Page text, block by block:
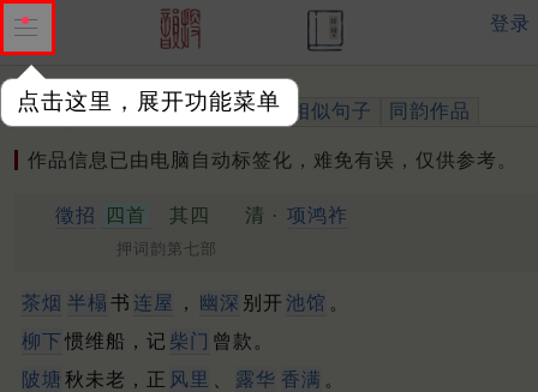
点击这里，展开功能菜单
登录
作品 标注四声 出处、引用 相似句子 同韵作品
作品信息已由电脑自动标签化，难免有误，仅供参考。
徵招 四首 其四 清 · 项鸿祚
押词韵第七部
茶烟 半榻 书 连屋 ， 幽深 别开 池馆 。
柳下 惯维船，记 柴门 曾款。
陂塘 秋未老，正 风里 露华 香满 。